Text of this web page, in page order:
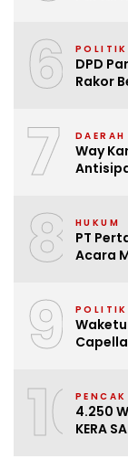
6 POLITIK
DPD
Rakor
7 DAERAH
Way
8 HUKUM
PT
Acara
9 POLITIK
104.250
KERA